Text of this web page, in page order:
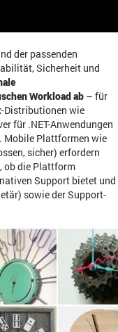
der passenden
Sicherheit und
Workload ab – für
Distributionen wie
für .NET-Anwendungen
Mobile Plattformen wie
sicher) erfordern
ob die Plattform
Support bietet und
sowie der Support-